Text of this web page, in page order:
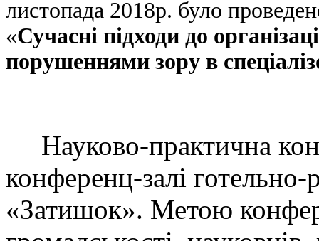
листопада 2018р. було
«Сучасні підходи до
порушеннями зору в
Науково-практична
конференц-залі
«Затишок». Метою